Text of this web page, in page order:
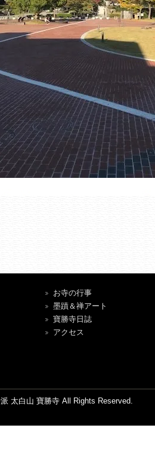
お寺の行事
墨蹟＆禅アート
寶勝寺日誌
アクセス
太白山 寶勝寺 All Rights Reserved.